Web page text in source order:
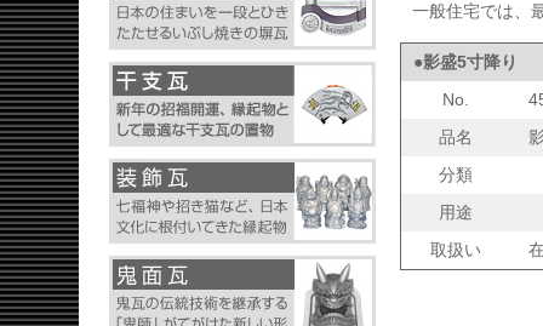
一般住宅では、
●影盛5寸降り
No.
品名
分類
用途
取扱い